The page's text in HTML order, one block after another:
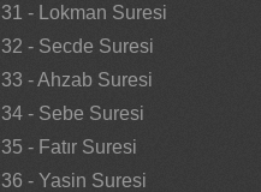
31 - Lokman Suresi
32 - Secde Suresi
33 - Ahzab Suresi
34 - Sebe Suresi
35 - Fatır Suresi
36 - Yasin Suresi